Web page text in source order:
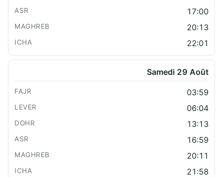
17:00
20:13
22:01
Samedi 29 Août
03:59
06:04
13:13
16:59
20:11
21:58